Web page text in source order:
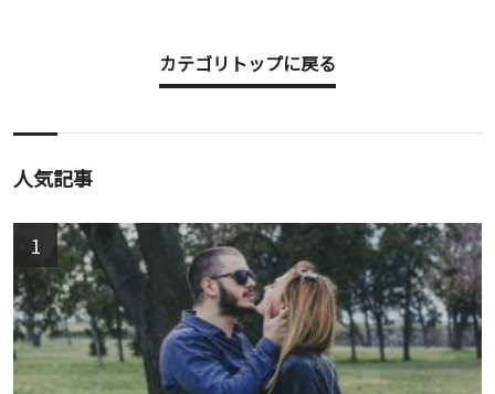
カテゴリトップに戻る
人気記事
1